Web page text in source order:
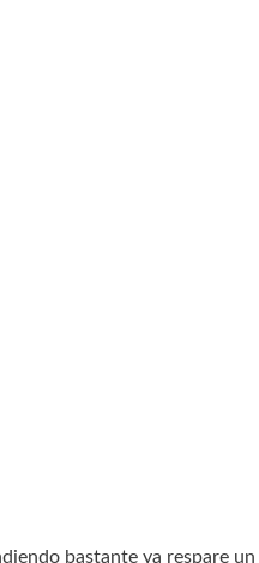
bastante ya respare